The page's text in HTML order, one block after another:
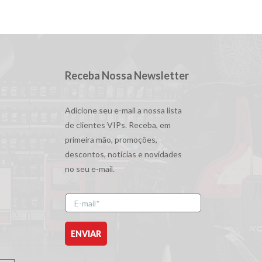
Receba Nossa Newsletter
Adicione seu e-mail a nossa lista
de clientes VIPs. Receba, em
primeira mão, promoções,
descontos, notícias e novidades
no seu e-mail.
E-
mail